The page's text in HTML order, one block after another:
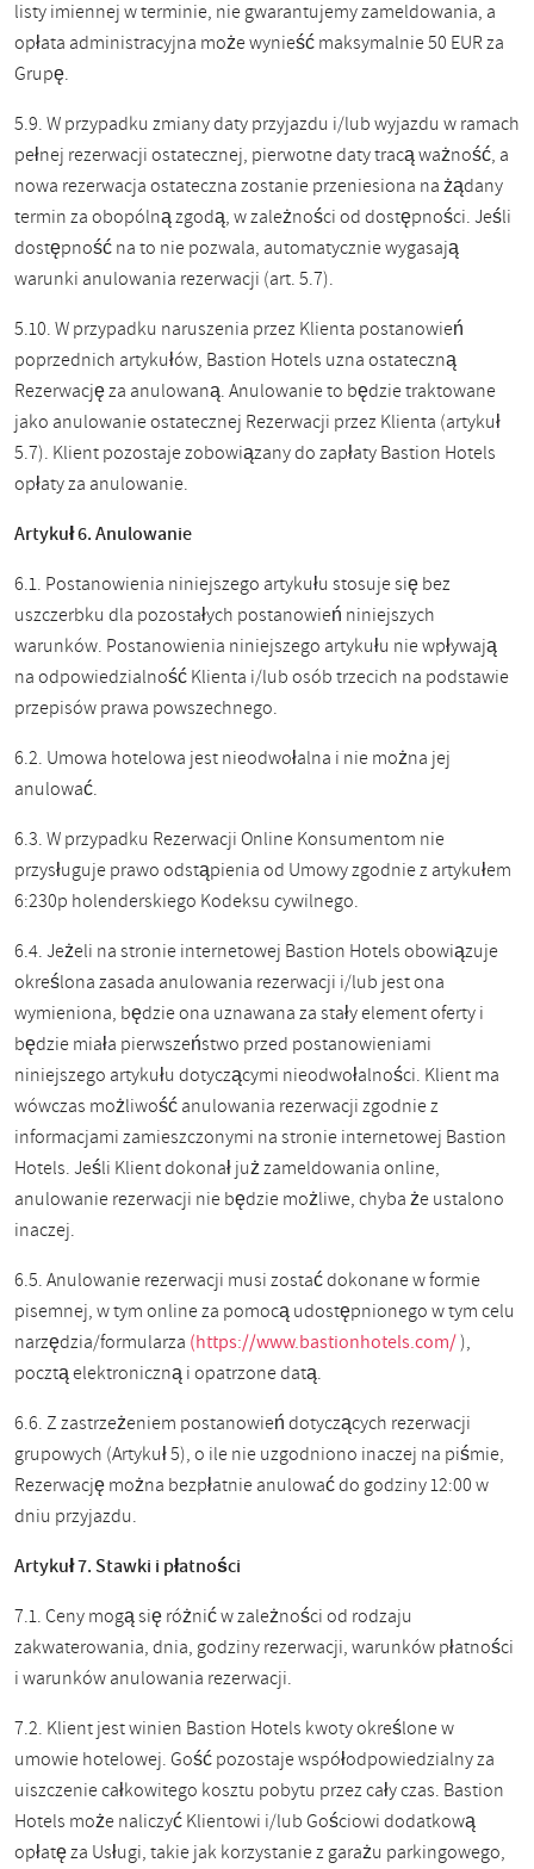
listy imiennej w terminie, nie gwarantujemy zameldowania, a
opłata administracyjna może wynieść maksymalnie 50 EUR za
Grupę.
5.9. W przypadku zmiany daty przyjazdu i/lub wyjazdu w ramach
pełnej rezerwacji ostatecznej, pierwotne daty tracą ważność, a
nowa rezerwacja ostateczna zostanie przeniesiona na żądany
termin za obopólną zgodą, w zależności od dostępności. Jeśli
dostępność na to nie pozwala, automatycznie wygasają
warunki anulowania rezerwacji (art. 5.7).
5.10. W przypadku naruszenia przez Klienta postanowień
poprzednich artykułów, Bastion Hotels uzna ostateczną
Rezerwację za anulowaną. Anulowanie to będzie traktowane
jako anulowanie ostatecznej Rezerwacji przez Klienta (artykuł
5.7). Klient pozostaje zobowiązany do zapłaty Bastion Hotels
opłaty za anulowanie.
Artykuł 6. Anulowanie
6.1. Postanowienia niniejszego artykułu stosuje się bez
uszczerbku dla pozostałych postanowień niniejszych
warunków. Postanowienia niniejszego artykułu nie wpływają
na odpowiedzialność Klienta i/lub osób trzecich na podstawie
przepisów prawa powszechnego.
6.2. Umowa hotelowa jest nieodwołalna i nie można jej
anulować.
6.3. W przypadku Rezerwacji Online Konsumentom nie
przysługuje prawo odstąpienia od Umowy zgodnie z artykułem
6:230p holenderskiego Kodeksu cywilnego.
6.4. Jeżeli na stronie internetowej Bastion Hotels obowiązuje
określona zasada anulowania rezerwacji i/lub jest ona
wymieniona, będzie ona uznawana za stały element oferty i
będzie miała pierwszeństwo przed postanowieniami
niniejszego artykułu dotyczącymi nieodwołalności. Klient ma
wówczas możliwość anulowania rezerwacji zgodnie z
informacjami zamieszczonymi na stronie internetowej Bastion
Hotels. Jeśli Klient dokonał już zameldowania online,
anulowanie rezerwacji nie będzie możliwe, chyba że ustalono
inaczej.
6.5. Anulowanie rezerwacji musi zostać dokonane w formie
pisemnej, w tym online za pomocą udostępnionego w tym celu
narzędzia/formularza (https://www.bastionhotels.com/),
pocztą elektroniczną i opatrzone datą.
6.6. Z zastrzeżeniem postanowień dotyczących rezerwacji
grupowych (Artykuł 5), o ile nie uzgodniono inaczej na piśmie,
Rezerwację można bezpłatnie anulować do godziny 12:00 w
dniu przyjazdu.
Artykuł 7. Stawki i płatności
7.1. Ceny mogą się różnić w zależności od rodzaju
zakwaterowania, dnia, godziny rezerwacji, warunków płatności
i warunków anulowania rezerwacji.
7.2. Klient jest winien Bastion Hotels kwoty określone w
umowie hotelowej. Gość pozostaje współodpowiedzialny za
uiszczenie całkowitego kosztu pobytu przez cały czas. Bastion
Hotels może naliczyć Klientowi i/lub Gościowi dodatkową
opłatę za Usługi, takie jak korzystanie z garażu parkingowego,